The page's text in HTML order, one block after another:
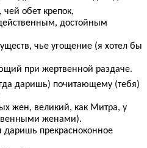
обет крепок,
достойным
чье угощение (я хотел бы
при жертвенной раздаче.
даришь) почитающему (тебя)
жен, великий, как Митра, у
женами).
даришь прекрасноконное